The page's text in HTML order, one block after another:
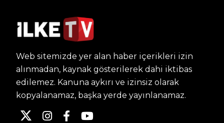
Web sitemizde yer alan haber içerikleri izin
alınmadan, kaynak gösterilerek dahi iktibas
edilemez. Kanuna aykırı ve izinsiz olarak
kopyalanamaz, başka yerde yayınlanamaz.